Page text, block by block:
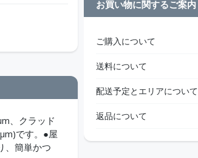
、クラッド
です。●屋
、簡単かつ
お買い物に関するご案内
ご購入について
送料について
配送予定とエリアについて
返品について